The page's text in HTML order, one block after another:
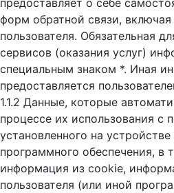
предоставляет о себе
форм обратной связи,
пользователя. Обязательная
сервисов (оказания услуг)
специальным знаком *. Иная
предоставляется
1.1.2 Данные, которые
процессе их использования с
установленного на устройстве
программного обеспечения, в
информация из cookie,
пользователя (или иной